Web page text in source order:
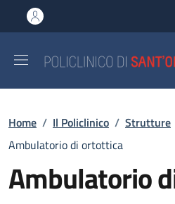
al contenuto principale
to footer content
Briciole di pane
Home / Il Policlinico / Strutture
Ambulatorio di ortottica
Ambulatorio